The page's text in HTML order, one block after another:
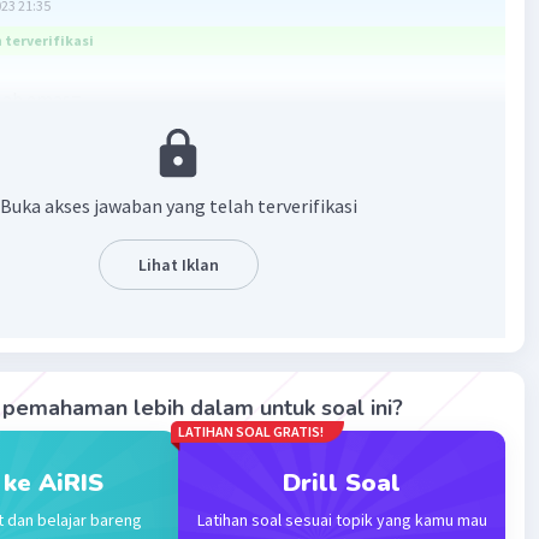
21:35
terverifikasi
1,5×25=3,75gram
harus dikeluarkan adalah 3,75 gram emas
Balas
Iklan
terverifikasi
emas = 150 × 2,5%
yang harus dikeluarkan Bu Zainab adalah 3,75gr emas
Buka akses jawaban yang telah terverifikasi
Lihat Iklan
lebih dalam untuk soal ini?
AiRIS
dan belajar bareng
LATIHAN SOAL GRATIS!
Drill Soal
Latihan soal sesuai topik yang kamu mau